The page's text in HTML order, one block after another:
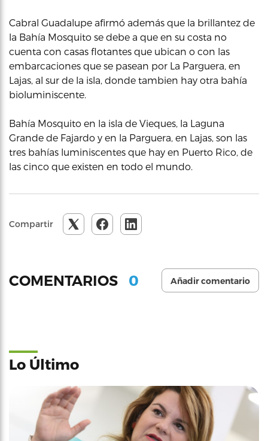
Cabral Guadalupe afirmó además que la brillantez de
la Bahía Mosquito se debe a que en su costa no
cuenta con casas flotantes que ubican o con las
embarcaciones que se pasean por La Parguera, en
Lajas, al sur de la isla, donde tambien hay otra bahía
bioluminiscente.
Bahía Mosquito en la isla de Vieques, la Laguna
Grande de Fajardo y en la Parguera, en Lajas, son las
tres bahías luminiscentes que hay en Puerto Rico, de
las cinco que existen en todo el mundo.
Compartir
COMENTARIOS 0 Añadir comentario
Lo Último